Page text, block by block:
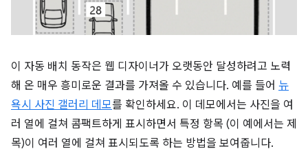
이 자동 배치 동작은 웹 디자이너가 오랫동안 달성하려고 노력
해 온 매우 흥미로운 결과를 가져올 수 있습니다. 예를 들어 뉴
욕시 사진 갤러리 데모를 확인하세요. 이 데모에서는 사진을 여
러 열에 걸쳐 콤팩트하게 표시하면서 특정 항목 (이 예에서는 제
목)이 여러 열에 걸쳐 표시되도록 하는 방법을 보여줍니다.